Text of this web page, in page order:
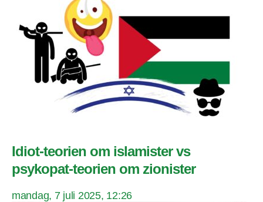
Idiot-teorien om islamister vs
psykopat-teorien om zionister
mandag, 7 juli 2025, 12:26